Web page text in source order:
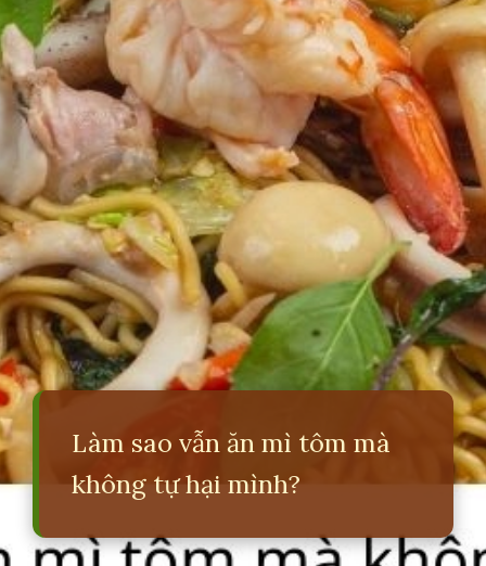
Làm sao vẫn ăn mì tôm mà
không tự hại mình?